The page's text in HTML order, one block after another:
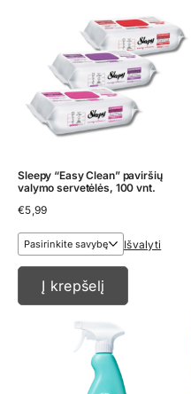
Sleepy “Easy Clean” paviršių
valymo servetėlės, 100 vnt.
€5,99
Išvalyti
Į krepšelį